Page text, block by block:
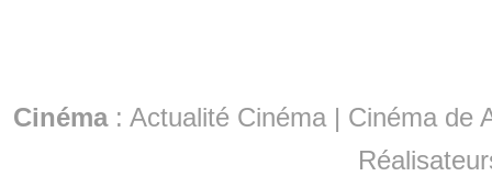
Cinéma: Actualité Cinéma | Cinéma de